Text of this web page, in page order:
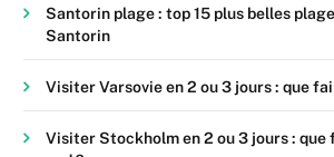
Santorin plage : top 15 plus belles
Santorin
Visiter Varsovie en 2 ou 3 jours : que
Visiter Stockholm en 2 ou 3 jours : que